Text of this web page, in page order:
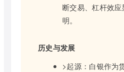
断交易、杠杆效
明。
历史与发展
>起源：白银作为